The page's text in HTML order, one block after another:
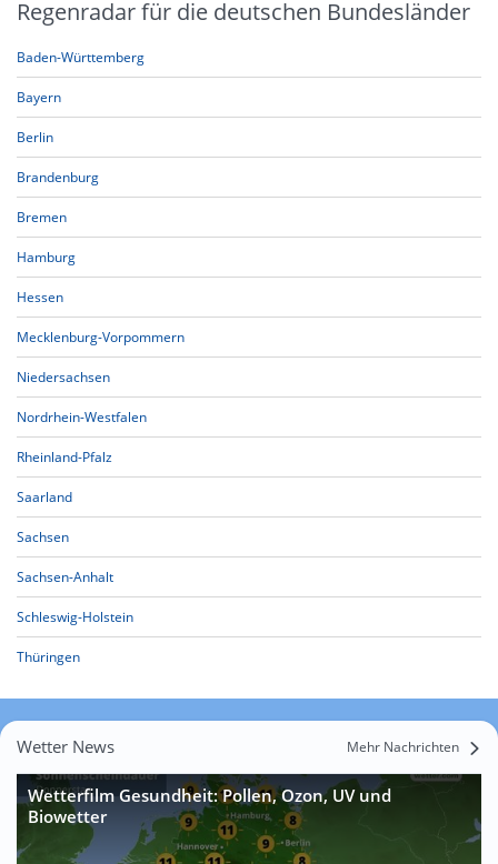
Regenradar für die deutschen Bundesländer
Baden-Württemberg
Bayern
Berlin
Brandenburg
Bremen
Hamburg
Hessen
Mecklenburg-Vorpommern
Niedersachsen
Nordrhein-Westfalen
Rheinland-Pfalz
Saarland
Sachsen
Sachsen-Anhalt
Schleswig-Holstein
Thüringen
Wetter News Mehr Nachrichten
Wetterfilm Gesundheit: Pollen, Ozon, UV und
Biowetter